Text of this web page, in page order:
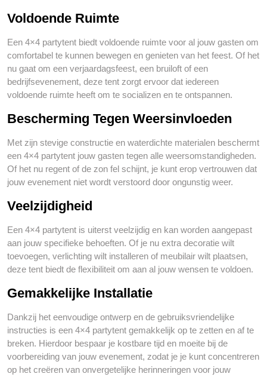
Voldoende Ruimte
Een 4×4 partytent biedt voldoende ruimte voor al jouw gasten om
comfortabel te kunnen bewegen en genieten van het feest. Of het
nu gaat om een verjaardagsfeest, een bruiloft of een
bedrijfsevenement, deze tent zorgt ervoor dat iedereen
voldoende ruimte heeft om te socializen en te ontspannen.
Bescherming Tegen Weersinvloeden
Met zijn stevige constructie en waterdichte materialen beschermt
een 4×4 partytent jouw gasten tegen alle weersomstandigheden.
Of het nu regent of de zon fel schijnt, je kunt erop vertrouwen dat
jouw evenement niet wordt verstoord door ongunstig weer.
Veelzijdigheid
Een 4×4 partytent is uiterst veelzijdig en kan worden aangepast
aan jouw specifieke behoeften. Of je nu extra decoratie wilt
toevoegen, verlichting wilt installeren of meubilair wilt plaatsen,
deze tent biedt de flexibiliteit om aan al jouw wensen te voldoen.
Gemakkelijke Installatie
Dankzij het eenvoudige ontwerp en de gebruiksvriendelijke
instructies is een 4×4 partytent gemakkelijk op te zetten en af te
breken. Hierdoor bespaar je kostbare tijd en moeite bij de
voorbereiding van jouw evenement, zodat je je kunt concentreren
op het creëren van onvergetelijke herinneringen voor jouw